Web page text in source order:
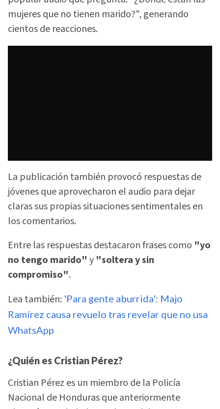
mujeres que no tienen marido?", generando
cientos de reacciones.
La publicación también provocó respuestas de
jóvenes que aprovecharon el audio para dejar
claras sus propias situaciones sentimentales en
los comentarios.
Entre las respuestas destacaron frases como "yo
no tengo marido" y "soltera y sin
compromiso".
Lea también: 'Para gente aburrida': Majo
Ramírez causa revuelo tras revelar que no usa
WhatsApp
¿Quién es Cristian Pérez?
Cristian Pérez es un miembro de la Policía
Nacional de Honduras que anteriormente